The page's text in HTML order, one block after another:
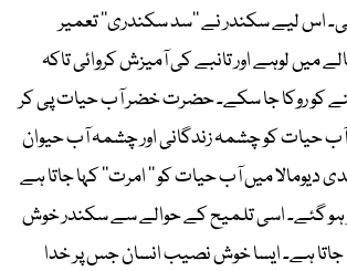
اس لیے سکندر نے ’’سد سکندری‘‘ تعمیر
میں لوہے اور تانبے کی آمیزش کروائی تاکہ
کو روکا جا سکے۔ حضرت خضر آب حیات پی کر
حیات کو چشمہ زندگانی اور چشمہ آب حیوان
دیومالا میں آب حیات کو ’’ امرت‘‘ کہا جاتا ہے
ہو گئے۔ اسی تلمیح کے حوالے سے سکندر خوش
ہے۔ ایسا خوش نصیب انسان جس پر خدا